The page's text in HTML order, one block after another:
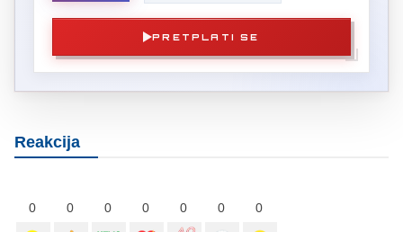
PRETPLATI SE
Reakcija
0 0 0 0 0 0 0